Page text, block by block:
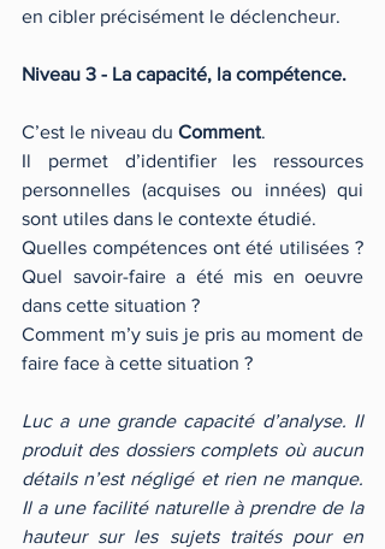
en cibler précisément le déclencheur.
Niveau 3 - La capacité, la compétence.
C’est le niveau du Comment.
Il permet d’identifier les ressources
personnelles (acquises ou innées) qui
sont utiles dans le contexte étudié.
Quelles compétences ont été utilisées ?
Quel savoir-faire a été mis en oeuvre
dans cette situation ?
Comment m’y suis je pris au moment de
faire face à cette situation ?
Luc a une grande capacité d’analyse. Il
produit des dossiers complets où aucun
détails n’est négligé et rien ne manque.
Il a une facilité naturelle à prendre de la
hauteur sur les sujets traités pour en